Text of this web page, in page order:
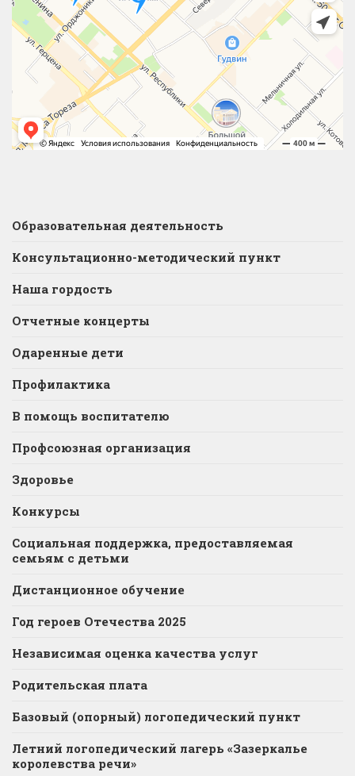
Образовательная деятельность
Консультационно-методический пункт
Наша гордость
Отчетные концерты
Одаренные дети
Профилактика
В помощь воспитателю
Профсоюзная организация
Здоровье
Конкурсы
Социальная поддержка, предоставляемая
семьям с детьми
Дистанционное обучение
Год героев Отечества 2025
Независимая оценка качества услуг
Родительская плата
Базовый (опорный) логопедический пункт
Летний логопедический лагерь «Зазеркалье
королевства речи»